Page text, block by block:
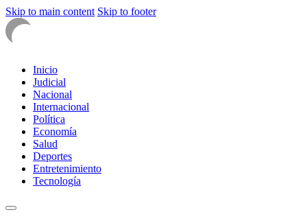
Skip to main content Skip to footer
Inicio
Judicial
Nacional
Internacional
Política
Economía
Salud
Deportes
Entretenimiento
Tecnología